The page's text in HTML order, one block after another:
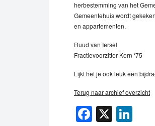
herbestemming van het
Gemeentehuis wordt
en appartementen.
Ruud van Iersel
Fractievoorzitter Kern ‘75
Lijkt het je ook leuk een
Terug naar archief overzicht
Facebook
X